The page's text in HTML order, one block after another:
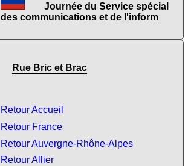
Journée du Service spécial
des communications et de l'inform
Rue Bric et Brac
Retour Accueil
Retour France
Retour Auvergne-Rhône-Alpes
Retour Allier